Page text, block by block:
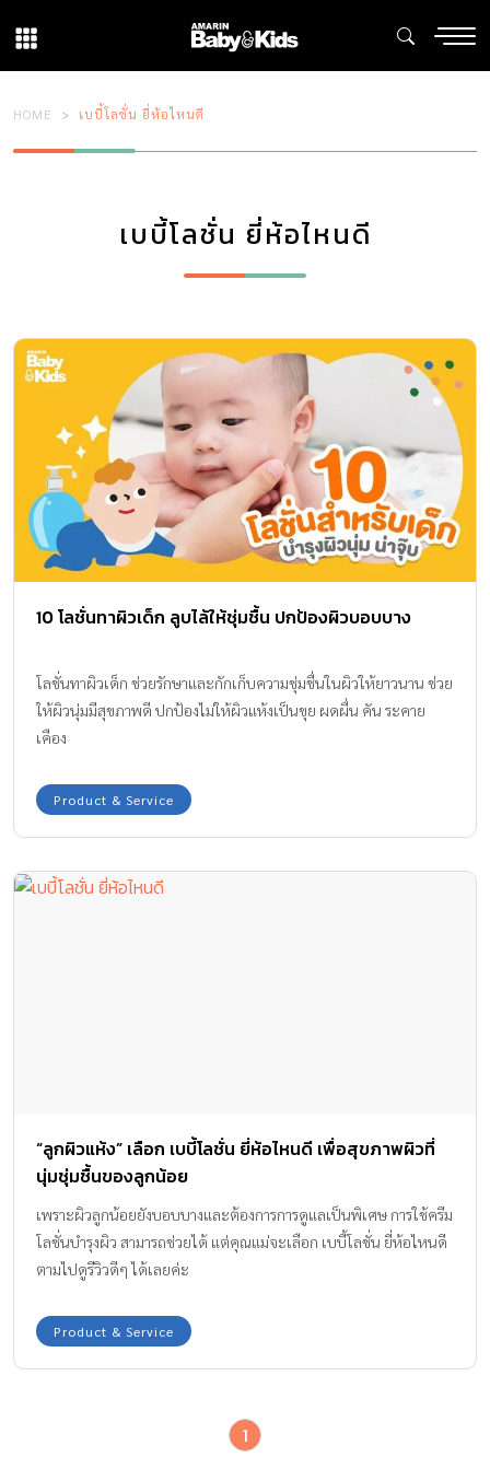
HOME เบบี้โลชั่น ยี่ห้อไหนดี
เบบี้โลชั่น ยี่ห้อไหนดี
10 โลชั่นทาผิวเด็ก ลูบไล้ให้ชุ่มชื้น ปกป้องผิวบอบบาง
โลชั่นทาผิวเด็ก ช่วยรักษาและกักเก็บความชุ่มชื่นในผิวให้ยาวนาน ช่วย
ให้ผิวนุ่มมีสุขภาพดี ปกป้องไม่ให้ผิวแห้งเป็นขุย ผดผื่น คัน ระคาย
เคือง
Product & Service
“ลูกผิวแห้ง” เลือก เบบี้โลชั่น ยี่ห้อไหนดี เพื่อสุขภาพผิวที่
นุ่มชุ่มชื้นของลูกน้อย
เพราะผิวลูกน้อยยังบอบบางและต้องการการดูแลเป็นพิเศษ การใช้ครีม
โลชั่นบำรุงผิว สามารถช่วยได้ แต่คุณแม่จะเลือก เบบี้โลชั่น ยี่ห้อไหนดี
ตามไปดูรีวิวดีๆ ได้เลยค่ะ
Product & Service
1